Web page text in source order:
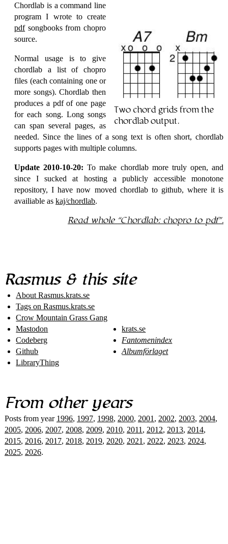
Two chord grids from the
chordlab output.
Chordlab is a command line
program I wrote to create
pdfsongbooks from chopro
source.
Normal usage is to give
chordlab a list of chopro
files (each containing one or
more songs). Chordlab then
produces a pdf of one page
for each song. Long songs
can span several pages, as
needed. Since the lines of a song text is often short, chordlab
supports pages with multiple columns.
Update 2010-10-20: To make chordlab more truly open, and
since I sucked at hosting a publicly accessible monotone
repository, I have now moved chordlab to github, where it is
availiable askaj/chordlab.
Read whole Chordlab: chopro to pdf .
Rasmus & this site
About Rasmus​.krats​.se
Tags on Rasmus​.krats​.se
Crow Mountain Grass Gang
Mastodon
Codeberg
Github
LibraryThing
krats.se
Fantomenindex
Albumförlaget
From other years
Posts from year 1996, 1997, 1998, 2000, 2001 , 2002, 2003, 2004,
2005, 2006, 2007, 2008, 2009, 2010, 2011 , 2012, 2013, 2014,
2015, 2016, 2017, 2018, 2019, 2020, 2021 , 2022, 2023, 2024,
2025, 2026.